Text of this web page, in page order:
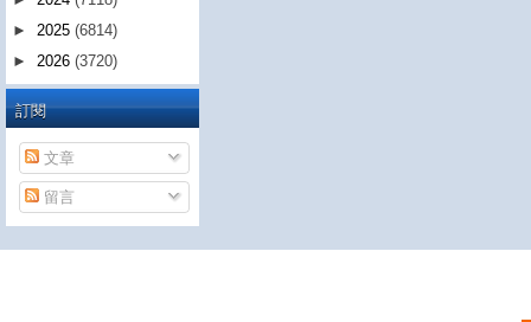
► 2025 (6814)
► 2026 (3720)
訂閱
文章
留言